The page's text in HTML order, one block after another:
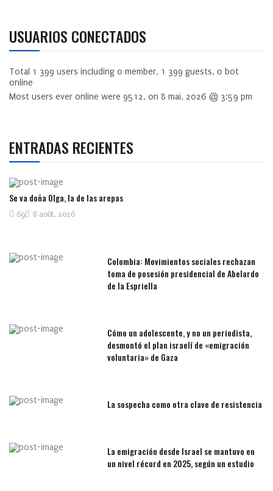
USUARIOS CONECTADOS
Total 1 399 users including 0 member, 1 399 guests, 0 bot
online
Most users ever online were 9512, on 8 mai, 2026 @ 3:59 pm
ENTRADAS RECIENTES
Se va doña Olga, la de las arepas
8 août, 2026
69
Colombia: Movimientos sociales rechazan
toma de posesión presidencial de Abelardo
de la Espriella
Cómo un adolescente, y no un periodista,
desmontó el plan israelí de «emigración
voluntaria» de Gaza
La sospecha como otra clave de resistencia
La emigración desde Israel se mantuvo en
un nivel récord en 2025, según un estudio